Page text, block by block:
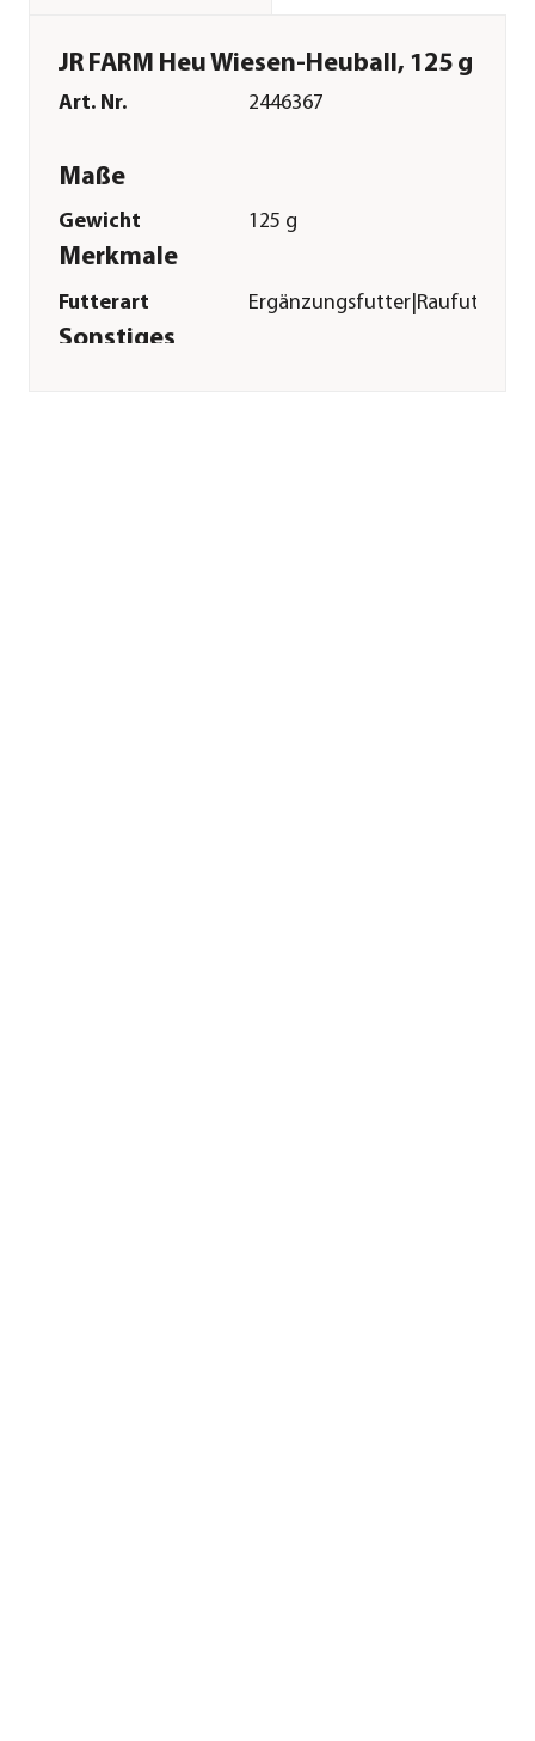
JR FARM Heu Wiesen-Heuball, 125 g
Art. Nr. 2446367
Maße
Gewicht 125 g
Merkmale
Futterart Ergänzungsfutter|Raufutter
Sonstiges